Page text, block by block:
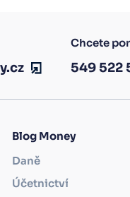
Chcete
549 522
Blog Money
Daně
Účetnictví